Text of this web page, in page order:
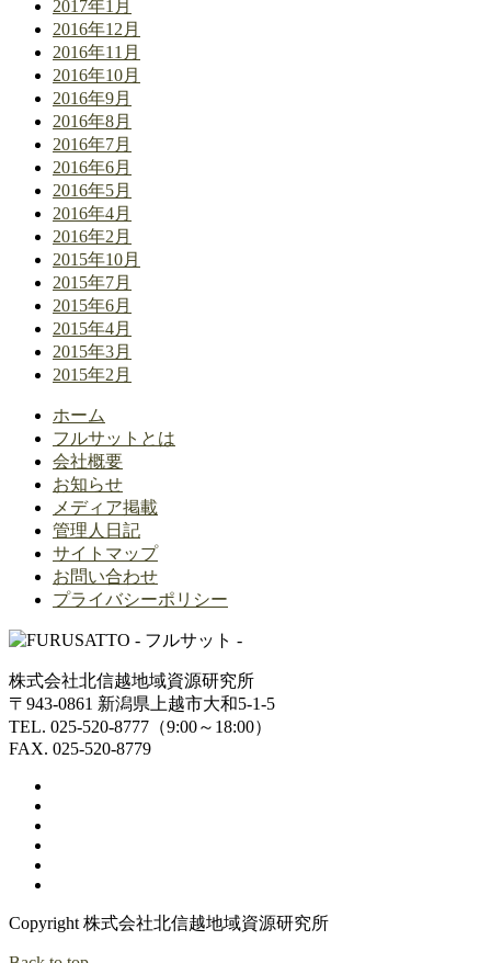
2017年1月
2016年12月
2016年11月
2016年10月
2016年9月
2016年8月
2016年7月
2016年6月
2016年5月
2016年4月
2016年2月
2015年10月
2015年7月
2015年6月
2015年4月
2015年3月
2015年2月
ホーム
フルサットとは
会社概要
お知らせ
メディア掲載
管理人日記
サイトマップ
お問い合わせ
プライバシーポリシー
株式会社北信越地域資源研究所
〒943-0861 新潟県上越市大和5-1-5
TEL. 025-520-8777（9:00～18:00）
FAX. 025-520-8779
Copyright 株式会社北信越地域資源研究所